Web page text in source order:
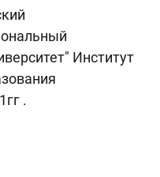
Институт
.